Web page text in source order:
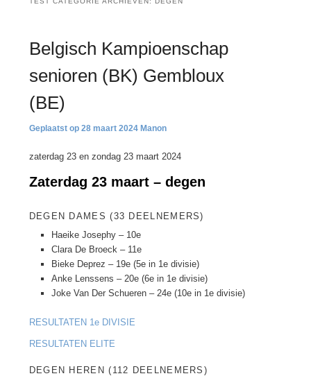
Belgisch Kampioenschap
senioren (BK) Gembloux
(BE)
28 maart 2024 Manon
zaterdag 23 en zondag 23 maart 2024
Zaterdag 23 maart – degen
DEGEN DAMES (33 DEELNEMERS)
Haeike Josephy – 10e
Clara De Broeck – 11e
Bieke Deprez – 19e (5e in 1e divisie)
Anke Lenssens – 20e (6e in 1e divisie)
Joke Van Der Schueren – 24e (10e in 1e divisie)
RESULTATEN 1e DIVISIE
RESULTATEN ELITE
DEGEN HEREN (112 DEELNEMERS)